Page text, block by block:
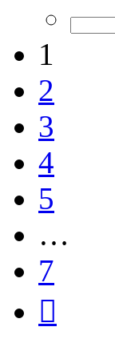
1
2
3
4
5
…
7